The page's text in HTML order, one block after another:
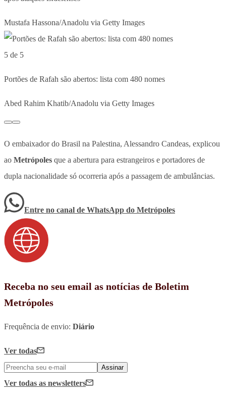
Mustafa Hassona/Anadolu via Getty Images
5 de 5
Portões de Rafah são abertos: lista com 480 nomes
Abed Rahim Khatib/Anadolu via Getty Images
O embaixador do Brasil na Palestina, Alessandro Candeas, explicou
ao Metrópoles que a abertura para estrangeiros e portadores de
dupla nacionalidade só ocorreria após a passagem de ambulâncias.
Entre no canal de WhatsApp do Metrópoles
Receba no seu email as notícias de Boletim
Metrópoles
Frequência de envio: Diário
Ver todas
Assinar
Ver todas as newsletters